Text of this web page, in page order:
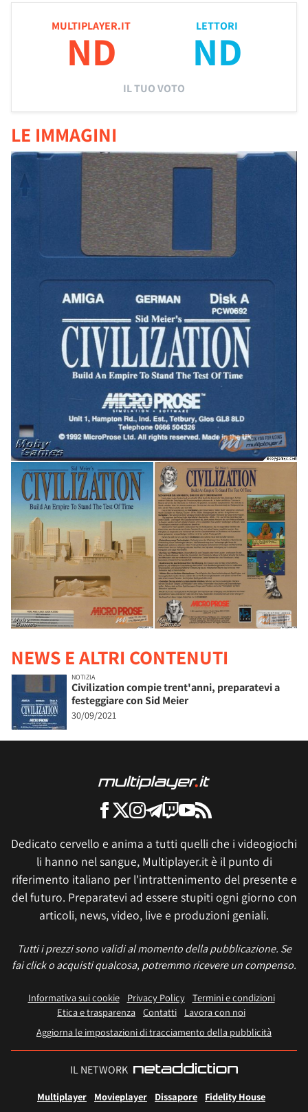
MULTIPLAYER.IT
ND
LETTORI
ND
IL TUO VOTO
LE IMMAGINI
NEWS E ALTRI CONTENUTI
NOTIZIA
Civilization compie trent'anni, preparatevi a
festeggiare con Sid Meier
30/09/2021
Dedicato cervello e anima a tutti quelli che i videogiochi
li hanno nel sangue, Multiplayer.it è il punto di
riferimento italiano per l'intrattenimento del presente e
del futuro. Preparatevi ad essere stupiti ogni giorno con
articoli, news, video, live e produzioni geniali.
Tutti i prezzi sono validi al momento della pubblicazione. Se
fai click o acquisti qualcosa, potremmo ricevere un compenso.
Informativa sui cookie Privacy Policy
Termini e condizioni
Etica e trasparenza Contatti
Lavora con noi
Aggiorna le impostazioni di tracciamento della pubblicità
IL NETWORK
Multiplayer Movieplayer Dissapore
Fidelity House